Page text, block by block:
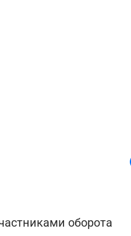
оборота